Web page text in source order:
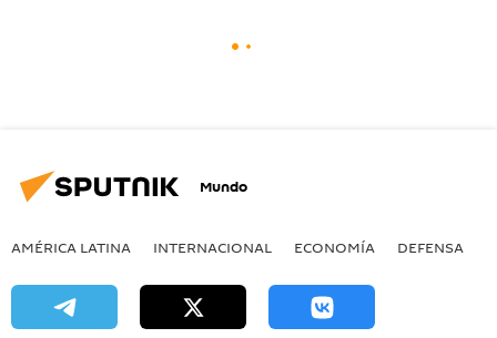
Mundo
AMÉRICA LATINA INTERNACIONAL ECONOMÍA DEFENSA